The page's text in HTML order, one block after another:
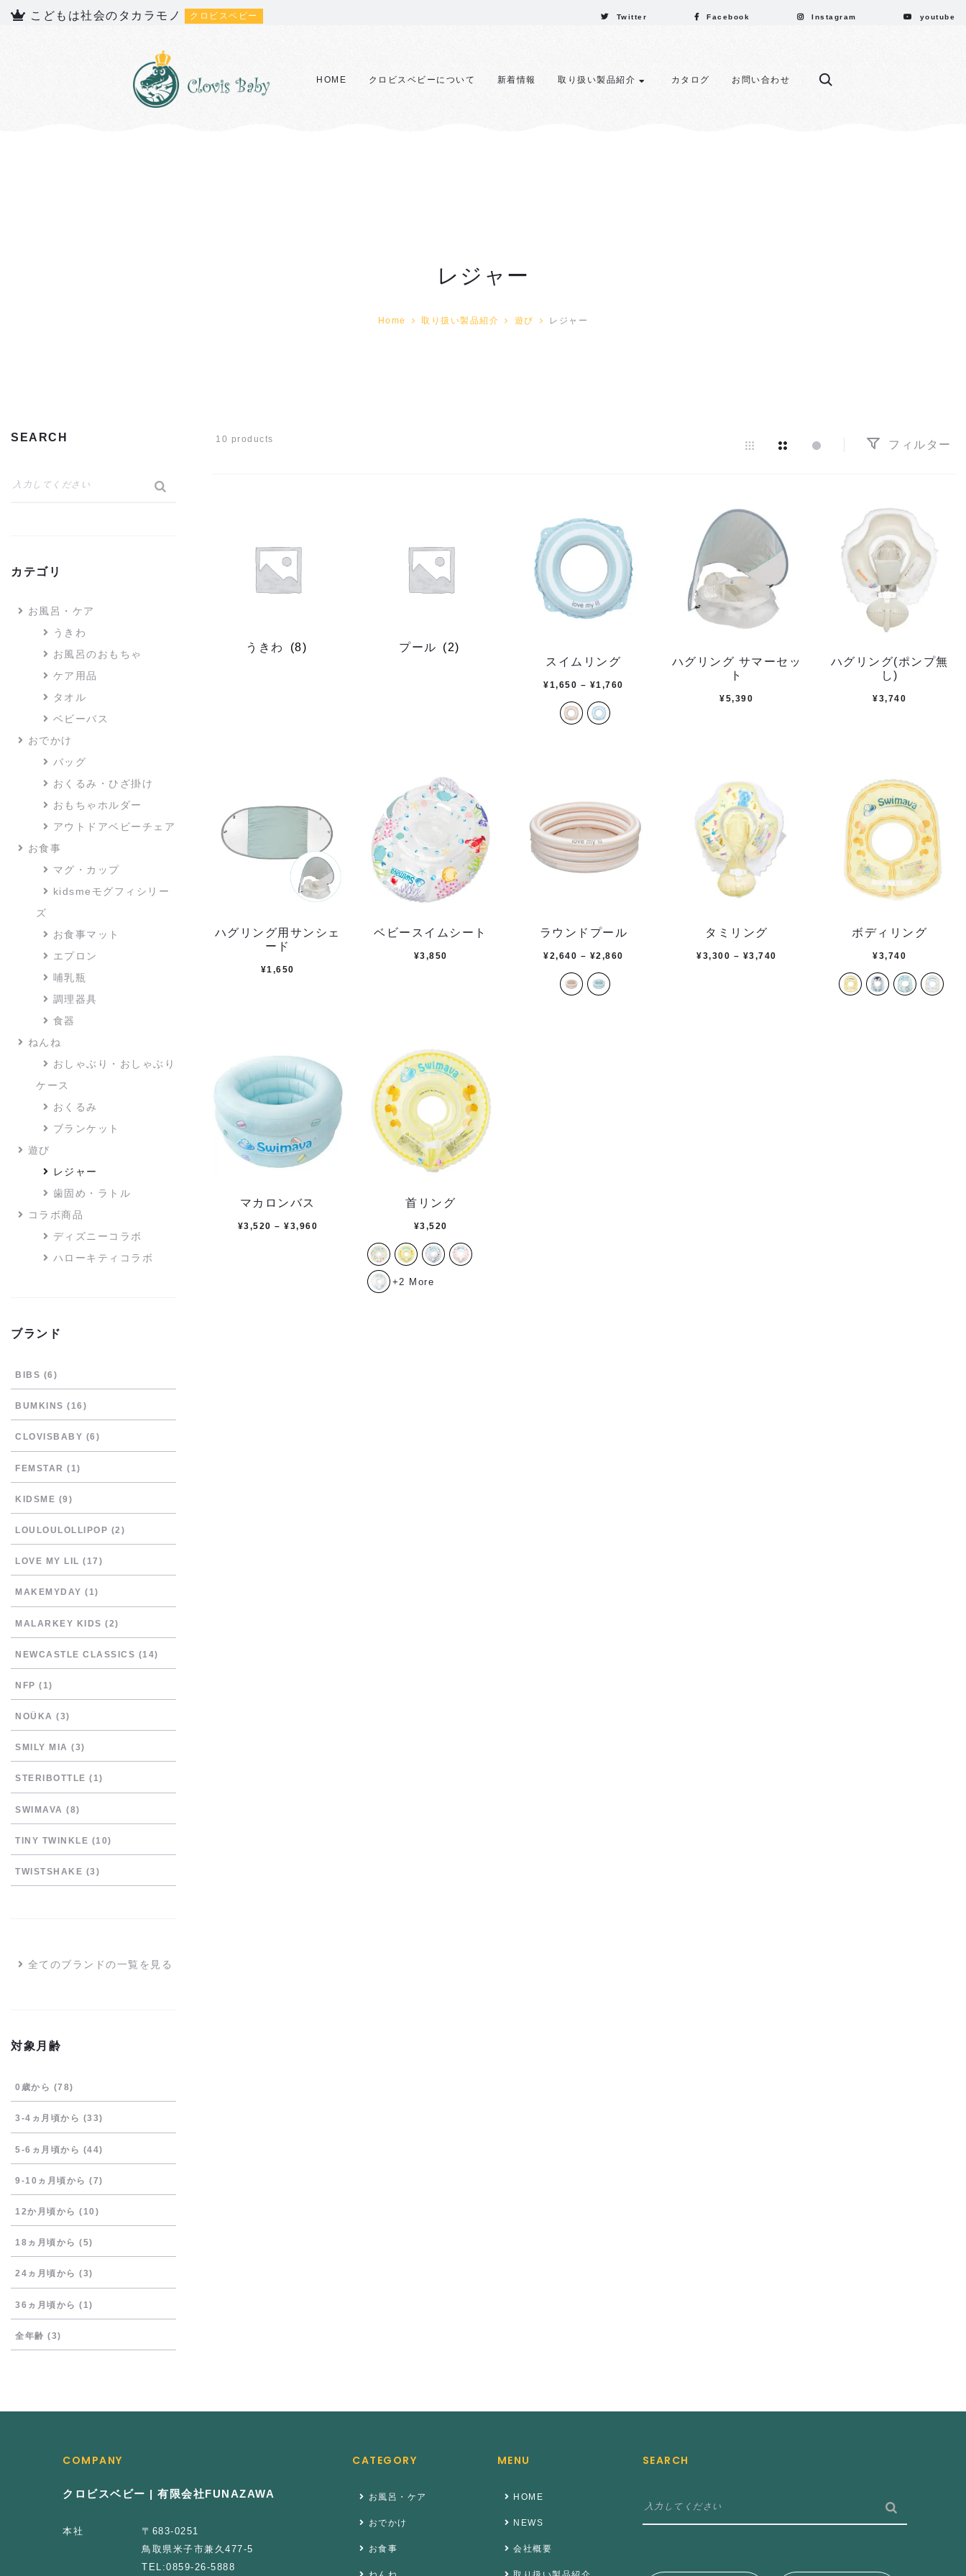
こどもは社会のタカラモノ クロビスベビー Twitter Facebook Instagram youtube
HOME クロビスベビーについて 新着情報 取り扱い製品紹介 カタログ お問い合わせ
レジャー
Home 取り扱い製品紹介 遊び レジャー
10 products フィルター
うきわ (8) プール
(2)
スイムリング
¥1,650 – ¥1,760
ハグリング サマーセッ
ト
¥5,390
ハグリング(ポンプ無
し)
¥3,740
ハグリング用サンシェ
ード
¥1,650
ベビースイムシート
¥3,850
ラウンドプール
¥2,640 – ¥2,860
タミリング
¥3,300 – ¥3,740
ボディリング
¥3,740
マカロンバス
¥3,520 –¥3,960
首リング
¥3,520
+2 More
SEARCH
カテゴリ
お風呂・ケア
うきわ
お風呂のおもちゃ
ケア用品
タオル
ベビーバス
おでかけ
バッグ
おくるみ・ひざ掛け
おもちゃホルダー
アウトドアベビーチェア
お食事
マグ・カップ
kidsmeモグフィシリー
ズ
お食事マット
エプロン
哺乳瓶
調理器具
食器
ねんね
おしゃぶり・おしゃぶり
ケース
おくるみ
ブランケット
遊び
レジャー
歯固め・ラトル
コラボ商品
ディズニーコラボ
ハローキティコラボ
ブランド
BIBS (6)
BUMKINS (16)
CLOVISBABY (6)
FEMSTAR (1)
KIDSME (9)
LOULOULOLLIPOP (2)
LOVE MY LIL (17)
MAKEMYDAY (1)
MALARKEY KIDS (2)
NEWCASTLE CLASSICS (14)
NFP (1)
NOÜKA (3)
SMILY MIA (3)
STERIBOTTLE (1)
SWIMAVA (8)
TINY TWINKLE (10)
TWISTSHAKE (3)
全てのブランドの一覧を見る
対象月齢
0歳から (78)
3-4ヵ月頃から (33)
5-6ヵ月頃から (44)
9-10ヵ月頃から (7)
12か月頃から (10)
18ヵ月頃から (5)
24ヵ月頃から (3)
36ヵ月頃から (1)
全年齢 (3)
COMPANY
クロビスベビー | 有限会社FUNAZAWA
本社
〒683-0251
鳥取県米子市兼久477-5
TEL:0859-26-5888
CATEGORY
お風呂・ケア
おでかけ
お食事
MENU
HOME
NEWS
会社概要
SEARCH